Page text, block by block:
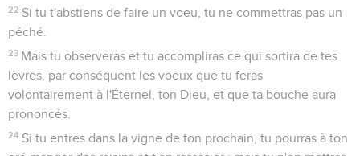
22 Si tu t'abstiens de faire un voeu, tu ne commettras pas un
péché.
23 Mais tu observeras et tu accompliras ce qui sortira de tes
lèvres, par conséquent les voeux que tu feras
volontairement à l'Éternel, ton Dieu, et que ta bouche aura
prononcés.
24 Si tu entres dans la vigne de ton prochain, tu pourras à ton